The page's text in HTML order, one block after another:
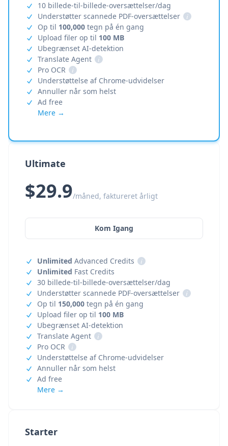
Starter
10 billede-til-billede-oversættelser/dag
Understøtter scannede PDF-oversættelser
i
Op til 100,000 tegn på én gang
Upload filer op til 100 MB
Ubegrænset AI-detektion
Translate Agent
i
Pro OCR
i
Understøttelse af Chrome-udvidelser
Annuller når som helst
Ad free
Mere →
Ultimate
$29.9/måned, faktureret årligt
Kom Igang
Unlimited Advanced Credits
i
Unlimited Fast Credits
30 billede-til-billede-oversættelser/dag
Understøtter scannede PDF-oversættelser
i
Op til 150,000 tegn på én gang
Upload filer op til 100 MB
Ubegrænset AI-detektion
Translate Agent
i
Pro OCR
i
Understøttelse af Chrome-udvidelser
Annuller når som helst
Ad free
Mere →